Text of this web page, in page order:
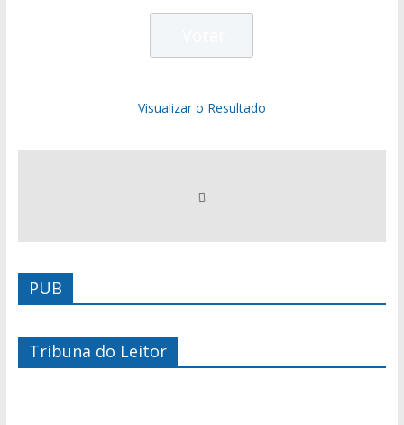
Visualizar o Resultado
PUB
Tribuna do Leitor